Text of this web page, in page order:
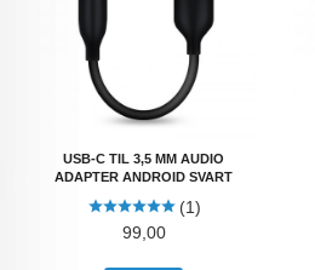
USB-C TIL 3,5 MM AUDIO
ADAPTER ANDROID SVART
(1)
Pris
99,00